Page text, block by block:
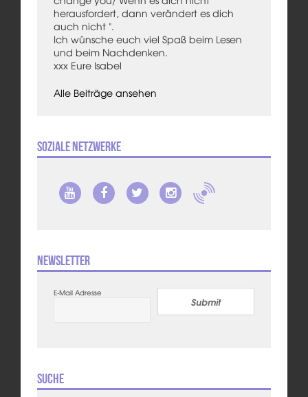
herausfordert, dann verändert es dich
auch nicht ".
Ich wünsche euch viel Spaß beim Lesen
und beim Nachdenken.
xxx Eure Isabel
Alle Beiträge ansehen
Soziale Netzwerke
Newsletter
E-Mail Adresse
Submit
Suche